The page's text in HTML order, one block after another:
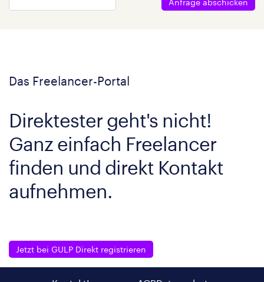
Das Freelancer-Portal
Direktester geht's nicht!
Ganz einfach Freelancer
finden und direkt Kontakt
aufnehmen.
Jetzt bei GULP Direkt registrieren